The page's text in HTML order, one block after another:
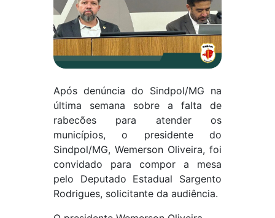
Após denúncia do Sindpol/MG na
última semana sobre a falta de
rabecões para atender os
municípios, o presidente do
Sindpol/MG, Wemerson Oliveira, foi
convidado para compor a mesa
pelo Deputado Estadual Sargento
Rodrigues, solicitante da audiência.